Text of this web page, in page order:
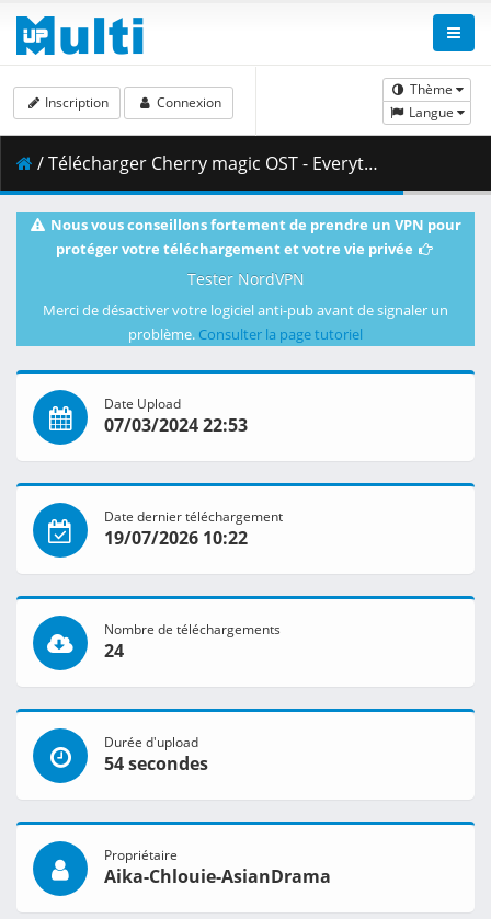
Thème
Langue
Inscription Connexion
/ Télécharger Cherry magic OST - Everything is Magic VOSTFR - COVER.mp4 ( 89.05 MB )
Nous vous conseillons fortement de prendre un VPN pour
protéger votre téléchargement et votre vie privée
Tester NordVPN
Merci de désactiver votre logiciel anti-pub avant de signaler un
problème. Consulter la page tutoriel
Date Upload
07/03/2024 22:53
Date dernier téléchargement
19/07/2026 10:22
Nombre de téléchargements
24
Durée d'upload
54 secondes
Propriétaire
Aika-Chlouie-AsianDrama